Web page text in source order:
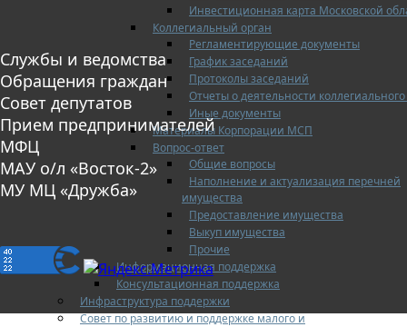
Инвестиционная карта Московской
Коллегиальный орган
Регламентирующие документы
График заседаний
Протоколы заседаний
Отчеты о деятельности
Иные документы
Материалы Корпорации МСП
Вопрос-ответ
Общие вопросы
Наполнение и актуализация перечней
имущества
Предоставление имущества
Выкуп имущества
Прочие
Информационная поддержка
Консультационная поддержка
Инфраструктура поддержки
Совет по развитию и поддержке малого и
Службы и ведомства
Обращения граждан
Совет депутатов
Прием предпринимателей
МФЦ
МАУ о/л «Восток-2»
МУ МЦ «Дружба»